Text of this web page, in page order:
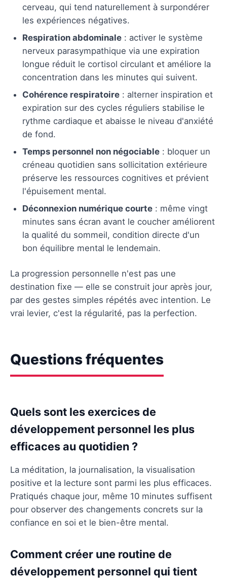
cerveau, qui tend naturellement à surpondérer
les expériences négatives.
Respiration abdominale : activer le système
nerveux parasympathique via une expiration
longue réduit le cortisol circulant et améliore la
concentration dans les minutes qui suivent.
Cohérence respiratoire : alterner inspiration et
expiration sur des cycles réguliers stabilise le
rythme cardiaque et abaisse le niveau d'anxiété
de fond.
Temps personnel non négociable : bloquer un
créneau quotidien sans sollicitation extérieure
préserve les ressources cognitives et prévient
l'épuisement mental.
Déconnexion numérique courte : même vingt
minutes sans écran avant le coucher améliorent
la qualité du sommeil, condition directe d'un
bon équilibre mental le lendemain.
La progression personnelle n'est pas une
destination fixe — elle se construit jour après jour,
par des gestes simples répétés avec intention. Le
vrai levier, c'est la régularité, pas la perfection.
Questions fréquentes
Quels sont les exercices de
développement personnel les plus
efficaces au quotidien ?
La méditation, la journalisation, la visualisation
positive et la lecture sont parmi les plus efficaces.
Pratiqués chaque jour, même 10 minutes suffisent
pour observer des changements concrets sur la
confiance en soi et le bien-être mental.
Comment créer une routine de
développement personnel qui tient